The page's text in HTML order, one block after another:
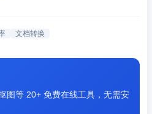
文档转换
图等 20+ 免费在线工具，无需安